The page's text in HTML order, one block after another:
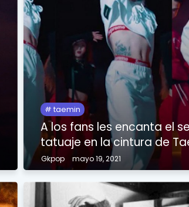
taemin
A los fans les encanta el
tatuaje en la cintura de
Gkpop mayo 19, 2021